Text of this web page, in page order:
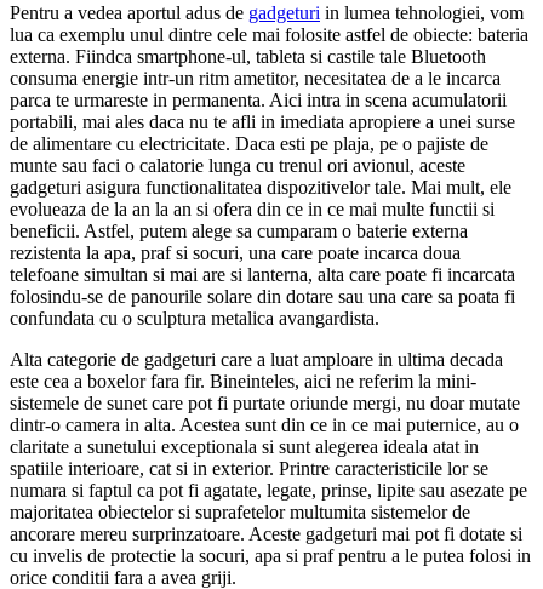
Pentru a vedea aportul adus de gadgeturi in lumea tehnologiei, vom
lua ca exemplu unul dintre cele mai folosite astfel de obiecte: bateria
externa. Fiindca smartphone-ul, tableta si castile tale Bluetooth
consuma energie intr-un ritm ametitor, necesitatea de a le incarca
parca te urmareste in permanenta. Aici intra in scena acumulatorii
portabili, mai ales daca nu te afli in imediata apropiere a unei surse
de alimentare cu electricitate. Daca esti pe plaja, pe o pajiste de
munte sau faci o calatorie lunga cu trenul ori avionul, aceste
gadgeturi asigura functionalitatea dispozitivelor tale. Mai mult, ele
evolueaza de la an la an si ofera din ce in ce mai multe functii si
beneficii. Astfel, putem alege sa cumparam o baterie externa
rezistenta la apa, praf si socuri, una care poate incarca doua
telefoane simultan si mai are si lanterna, alta care poate fi incarcata
folosindu-se de panourile solare din dotare sau una care sa poata fi
confundata cu o sculptura metalica avangardista.
Alta categorie de gadgeturi care a luat amploare in ultima decada
este cea a boxelor fara fir. Bineinteles, aici ne referim la mini-
sistemele de sunet care pot fi purtate oriunde mergi, nu doar mutate
dintr-o camera in alta. Acestea sunt din ce in ce mai puternice, au o
claritate a sunetului exceptionala si sunt alegerea ideala atat in
spatiile interioare, cat si in exterior. Printre caracteristicile lor se
numara si faptul ca pot fi agatate, legate, prinse, lipite sau asezate pe
majoritatea obiectelor si suprafetelor multumita sistemelor de
ancorare mereu surprinzatoare. Aceste gadgeturi mai pot fi dotate si
cu invelis de protectie la socuri, apa si praf pentru a le putea folosi in
orice conditii fara a avea griji.